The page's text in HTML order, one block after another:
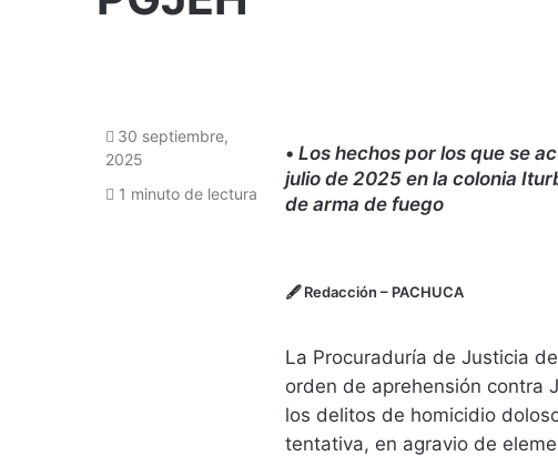
• Los hechos por los que se
julio de 2025 en la colonia
de arma de fuego
🖋Redacción – PACHUCA
La Procuraduría de Justicia
orden de aprehensión contra
los delitos de homicidio
tentativa, en agravio de
30 septiembre,
2025
1 minuto de lectura